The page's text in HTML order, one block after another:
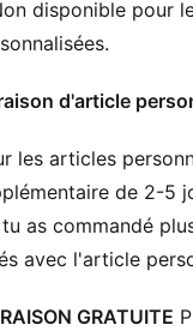
principale :
: Col rond
du club et de
Enfant et
âgés de 8 à 16
disponible pour
d'article
les articles
de 2-5
as commandé
avec l'article
GRATUITE